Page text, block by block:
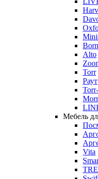
Born
Alto
Torr
Раут
Мебель
Vita